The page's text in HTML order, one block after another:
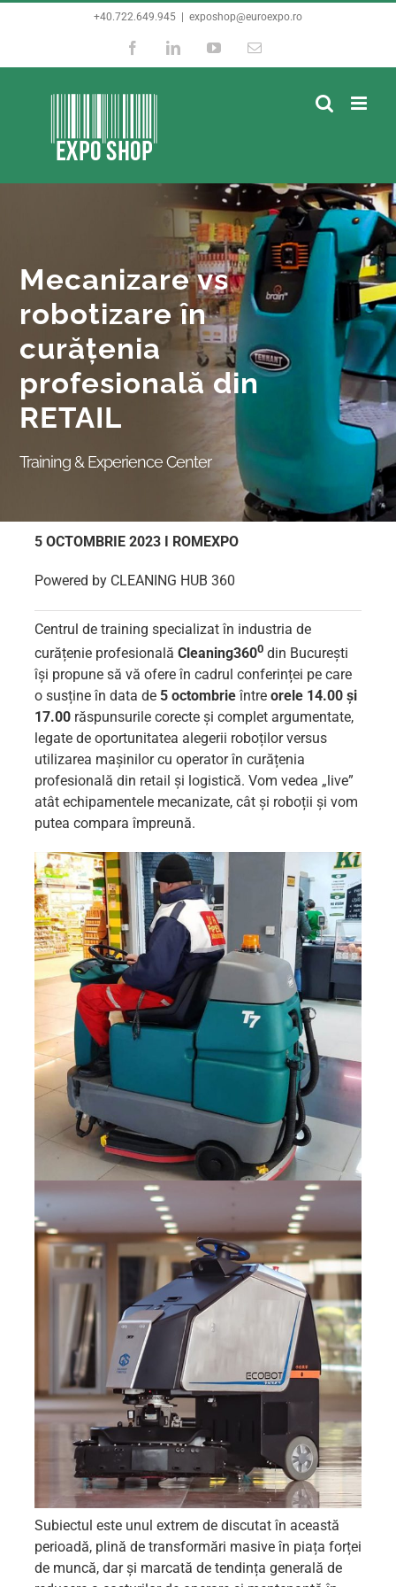
+40.722.649.945 exposhop@euroexpo.ro
FacebookLinkedInYouTubeE-
Mecanizare vs
robotizare în
curăţenia
profesională din
RETAIL
Training & Experience Center
5 OCTOMBRIE 2023 I ROMEXPO
Powered by CLEANING HUB 360
Centrul de training specializat în industria de
curățenie profesională Cleaning3600din București
își propune să vă ofere în cadrul conferinței pe care
o susține în data de 5 octombrieîntre orele 14.00 și
17.00răspunsurile corecte și complet argumentate,
legate de oportunitatea alegerii roboților versus
utilizarea mașinilor cu operator în curățenia
profesională din retail și logistică. Vom vedea „live”
atât echipamentele mecanizate, cât și roboții și vom
putea compara împreună.
Subiectul este unul extrem de discutat în această
perioadă, plină de transformări masive în piața forței
de muncă, dar și marcată de tendința generală de